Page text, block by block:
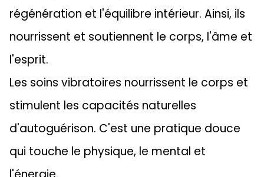
régénération et l'équilibre intérieur. Ainsi, ils
nourrissent et soutiennent le corps, l'âme et
l'esprit.
Les soins vibratoires nourrissent le corps et
stimulent les capacités naturelles
d'autoguérison. C'est une pratique douce
qui touche le physique, le mental et